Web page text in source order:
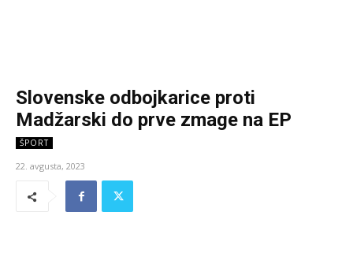
Slovenske odbojkarice proti
Madžarski do prve zmage na EP
ŠPORT
22. avgusta, 2023